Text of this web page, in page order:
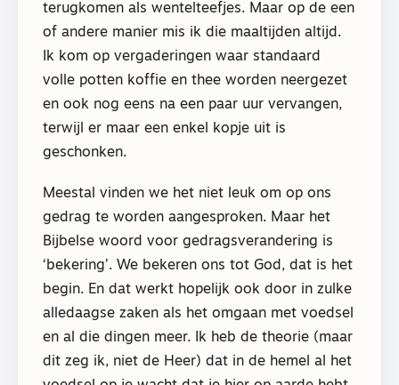
terugkomen als wentelteefjes. Maar op de een
of andere manier mis ik die maaltijden altijd.
Ik kom op vergaderingen waar standaard
volle potten koffie en thee worden neergezet
en ook nog eens na een paar uur vervangen,
terwijl er maar een enkel kopje uit is
geschonken.
Meestal vinden we het niet leuk om op ons
gedrag te worden aangesproken. Maar het
Bijbelse woord voor gedragsverandering is
‘bekering’. We bekeren ons tot God, dat is het
begin. En dat werkt hopelijk ook door in zulke
alledaagse zaken als het omgaan met voedsel
en al die dingen meer. Ik heb de theorie (maar
dit zeg ik, niet de Heer) dat in de hemel al het